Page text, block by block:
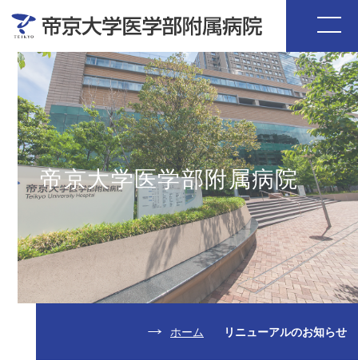
帝京大学医学部附属病院
ホーム リニューアルのお知らせ